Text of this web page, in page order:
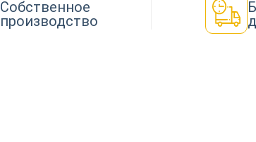
Собственное
производство